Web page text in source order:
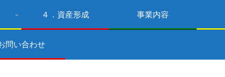
４．資産形成 事業内容
問い合わせ